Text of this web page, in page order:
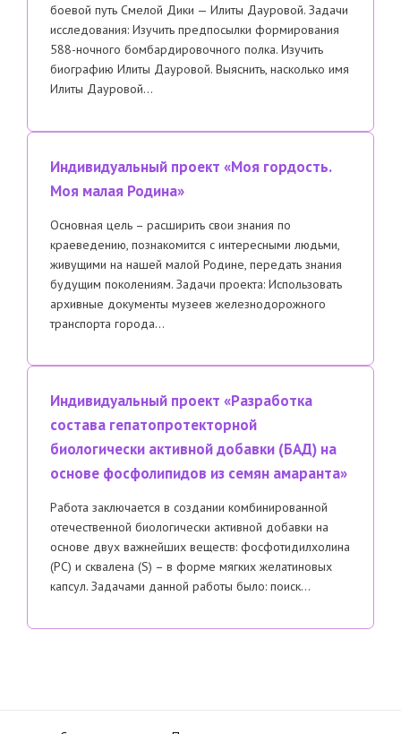
боевой путь Смелой Дики — Илиты Дауровой. Задачи
исследования: Изучить предпосылки формирования
588-ночного бомбардировочного полка. Изучить
биографию Илиты Дауровой. Выяснить, насколько имя
Илиты Дауровой…
Индивидуальный проект «Моя гордость.
Моя малая Родина»
Основная цель – расширить свои знания по
краеведению, познакомится с интересными людьми,
живущими на нашей малой Родине, передать знания
будущим поколениям. Задачи проекта: Использовать
архивные документы музеев железнодорожного
транспорта города…
Индивидуальный проект «Разработка
состава гепатопротекторной
биологически активной добавки (БАД) на
основе фосфолипидов из семян амаранта»
Работа заключается в создании комбинированной
отечественной биологически активной добавки на
основе двух важнейших веществ: фосфотидилхолина
(РС) и сквалена (S) – в форме мягких желатиновых
капсул. Задачами данной работы было: поиск…